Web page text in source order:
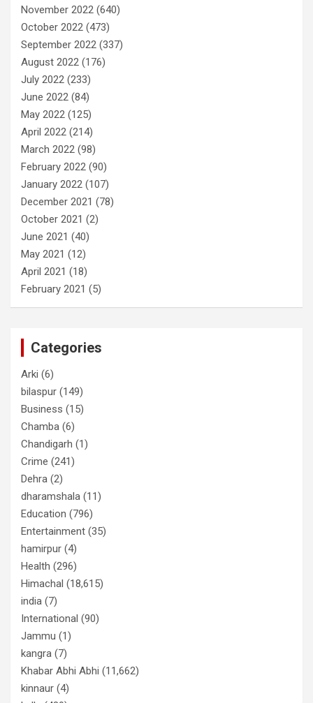
November 2022 (640)
October 2022 (473)
September 2022 (337)
August 2022 (176)
July 2022 (233)
June 2022 (84)
May 2022 (125)
April 2022 (214)
March 2022 (98)
February 2022 (90)
January 2022 (107)
December 2021 (78)
October 2021 (2)
June 2021 (40)
May 2021 (12)
April 2021 (18)
February 2021 (5)
Categories
Arki (6)
bilaspur (149)
Business (15)
Chamba (6)
Chandigarh (1)
Crime (241)
Dehra (2)
dharamshala (11)
Education (796)
Entertainment (35)
hamirpur (4)
Health (296)
Himachal (18,615)
india (7)
International (90)
Jammu (1)
kangra (7)
Khabar Abhi Abhi (11,662)
kinnaur (4)